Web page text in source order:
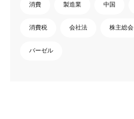
消費 製造業 中国
消費税 会社法 株主総会
バーゼル